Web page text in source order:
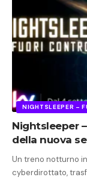
NIGHTSLEEPER –
Nightsleeper
della nuova
Un treno notturno
cyberdirottato,